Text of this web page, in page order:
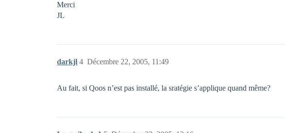
Merci
JL
darkjl Décembre 22, 2005, 11:49
4
Au fait, si Qoos n’est pas installé, la sratégie s’applique quand même?